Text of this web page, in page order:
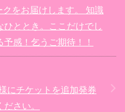
をお届けします。 知識
ひととき。ここだけでし
感！乞うご期待！！
にチケットを追加発券
さい。